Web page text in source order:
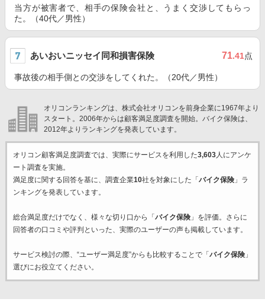
当方が被害者で、相手の保険会社と、うまく交渉してもらっ
た。（40代／男性）
あいおいニッセイ同和損害保険 71.41点
事故後の相手側との交渉をしてくれた。（20代／男性）
オリコンランキングは、株式会社オリコンを前身企業に1967年より
スタート。2006年からは顧客満足度調査を開始。バイク保険は、
2012年よりランキングを発表しています。
オリコン顧客満足度調査では、実際にサービスを利用した3,603人にアンケ
ート調査を実施。
満足度に関する回答を基に、調査企業10社を対象にした「 バイク保険」ラ
ンキングを発表しています。
総合満足度だけでなく、様々な切り口から「 バイク保険」を評価。さらに
回答者の口コミや評判といった、実際のユーザーの声も掲載しています。
サービス検討の際、“ユーザー満足度”からも比較することで「 バイク保険」
選びにお役立てください。